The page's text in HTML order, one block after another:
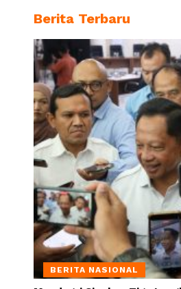
Berita Terbaru
BERITA NASIONAL